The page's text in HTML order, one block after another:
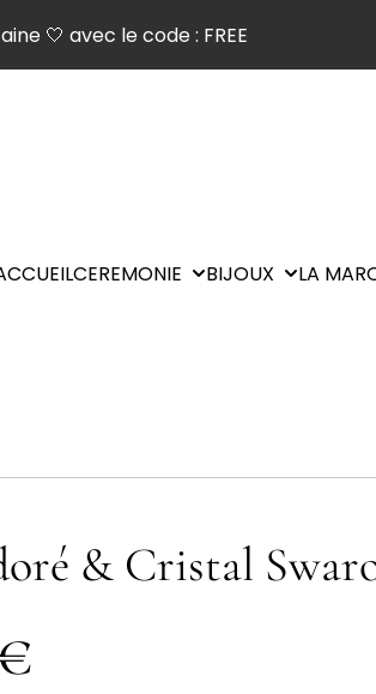
🤍 avec le code : FREE
CEREMONIE BIJOUX LA
& Cristal